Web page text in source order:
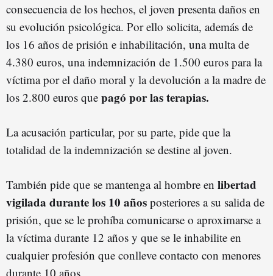
consecuencia de los hechos, el joven presenta daños en
su evolución psicológica. Por ello solicita, además de
los 16 años de prisión e inhabilitación, una multa de
4.380 euros, una indemnización de 1.500 euros para la
víctima por el daño moral y la devolución a la madre de
los 2.800 euros que pagó por las terapias.
La acusación particular, por su parte, pide que la
totalidad de la indemnización se destine al joven.
También pide que se mantenga al hombre en libertad
vigilada durante los 10 años posteriores a su salida de
prisión, que se le prohíba comunicarse o aproximarse a
la víctima durante 12 años y que se le inhabilite en
cualquier profesión que conlleve contacto con menores
durante 10 años.